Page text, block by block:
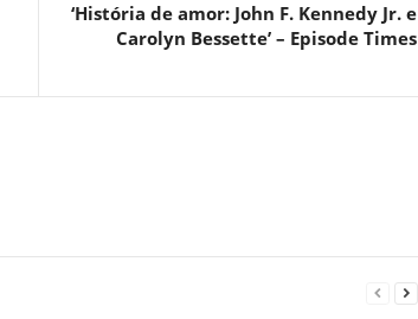
‘História de amor: John F. Kennedy Jr. e
Carolyn Bessette’ – Episode Times